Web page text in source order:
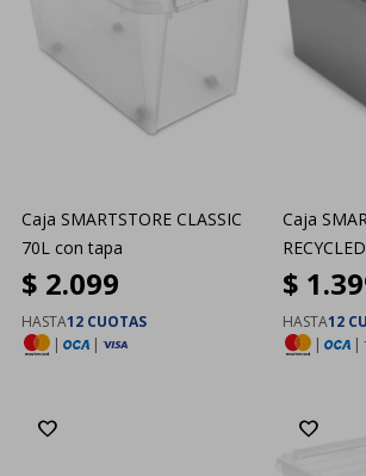
Caja SMARTSTORE CLASSIC
70L con tapa
$ 2.099
HASTA12 CUOTAS
|
|
Caja
$
HASTA12
|
|